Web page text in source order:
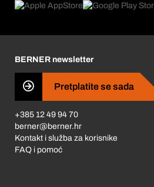
Što nas pokreće
Business Conduct
BERNER newsletter
Pretplatite se sada
+385 12 49 94 70
berner@berner.hr
Kontakt i služba za korisnike
FAQ i pomoć